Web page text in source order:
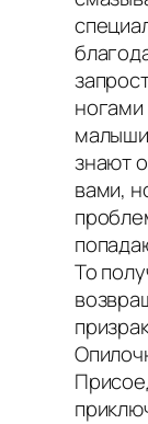
ногами
знают
вами,
То